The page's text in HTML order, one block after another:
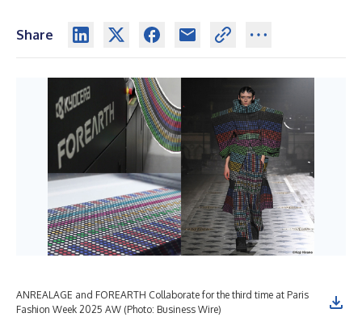
Share
ANREALAGE and FOREARTH Collaborate for the third time at Paris
Fashion Week 2025 AW (Photo: Business Wire)